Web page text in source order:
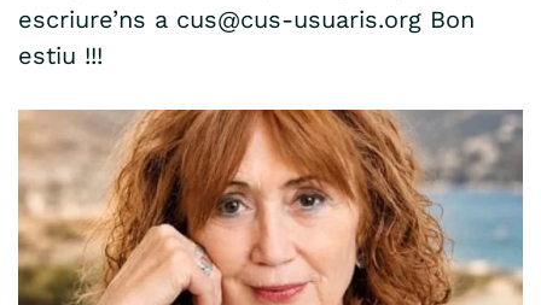
escriure’ns a cus@cus-usuaris.org Bon
estiu !!!